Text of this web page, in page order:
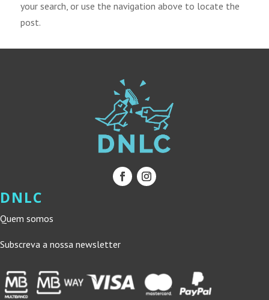
your search, or use the navigation above to locate the
post.
DNLC
Quem somos
Subscreva a nossa newsletter